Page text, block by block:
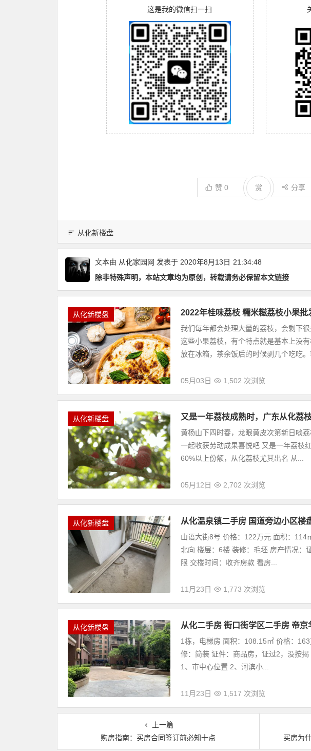
这是我的微信扫一扫
赞0 分享
赏
从化新楼盘
文本由 从化家园网 发表于 2020年8月13日 21:34:48
除非特殊声明，本站文章均为原创，转载请务必保留本文链接
从化新楼盘 2022年桂味荔枝 糯米糍荔枝小果批
我们每年都会处理大量的荔枝，会剩下
这些小果荔枝，有个特点就是基本上没
放在冰箱，茶余饭后的时候剥几个吃吃。
05月03日 1,502 次浏览
从化新楼盘 又是一年荔枝成熟时，广东从化荔
黄杨山下四时春，龙眼黄皮次第新日啖
一起收获劳动成果喜悦吧 又是一年荔枝
60%以上份额，从化荔枝尤其出名 从...
05月12日 2,702 次浏览
从化新楼盘 从化温泉镇二手房 国道旁边小区楼
山语大街8号 价格：122万元 面积：114
北向 楼层：6楼 装修：毛坯 房产情况：
限 交楼时间：收齐房款 看房...
11月23日 1,773 次浏览
从化新楼盘 从化二手房 街口街学区二手房 帝京
1栋，电梯房 面积：108.15㎡ 价格：
修：简装 证件：商品房，证过2，没按
1、市中心位置 2、河滨小...
11月23日 1,517 次浏览
上一篇
购房指南：买房合同签订前必知十点
买房为